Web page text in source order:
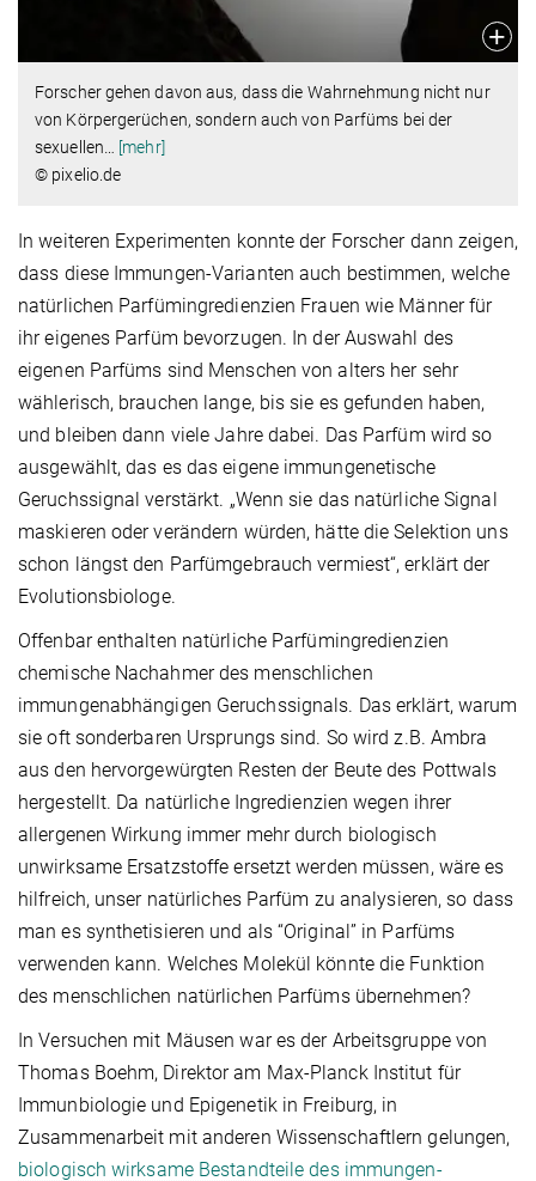
Forscher gehen davon aus, dass die Wahrnehmung nicht nur
von Körpergerüchen, sondern auch von Parfüms bei der
sexuellen… [mehr]
© pixelio.de
In weiteren Experimenten konnte der Forscher dann zeigen,
dass diese Immungen-Varianten auch bestimmen, welche
natürlichen Parfümingredienzien Frauen wie Männer für
ihr eigenes Parfüm bevorzugen. In der Auswahl des
eigenen Parfüms sind Menschen von alters her sehr
wählerisch, brauchen lange, bis sie es gefunden haben,
und bleiben dann viele Jahre dabei. Das Parfüm wird so
ausgewählt, das es das eigene immungenetische
Geruchssignal verstärkt. „Wenn sie das natürliche Signal
maskieren oder verändern würden, hätte die Selektion uns
schon längst den Parfümgebrauch vermiest“, erklärt der
Evolutionsbiologe.
Offenbar enthalten natürliche Parfümingredienzien
chemische Nachahmer des menschlichen
immungenabhängigen Geruchssignals. Das erklärt, warum
sie oft sonderbaren Ursprungs sind. So wird z.B. Ambra
aus den hervorgewürgten Resten der Beute des Pottwals
hergestellt. Da natürliche Ingredienzien wegen ihrer
allergenen Wirkung immer mehr durch biologisch
unwirksame Ersatzstoffe ersetzt werden müssen, wäre es
hilfreich, unser natürliches Parfüm zu analysieren, so dass
man es synthetisieren und als “Original” in Parfüms
verwenden kann. Welches Molekül könnte die Funktion
des menschlichen natürlichen Parfüms übernehmen?
In Versuchen mit Mäusen war es der Arbeitsgruppe von
Thomas Boehm, Direktor am Max-Planck Institut für
Immunbiologie und Epigenetik in Freiburg, in
Zusammenarbeit mit anderen Wissenschaftlern gelungen,
biologisch wirksame Bestandteile des immungen-